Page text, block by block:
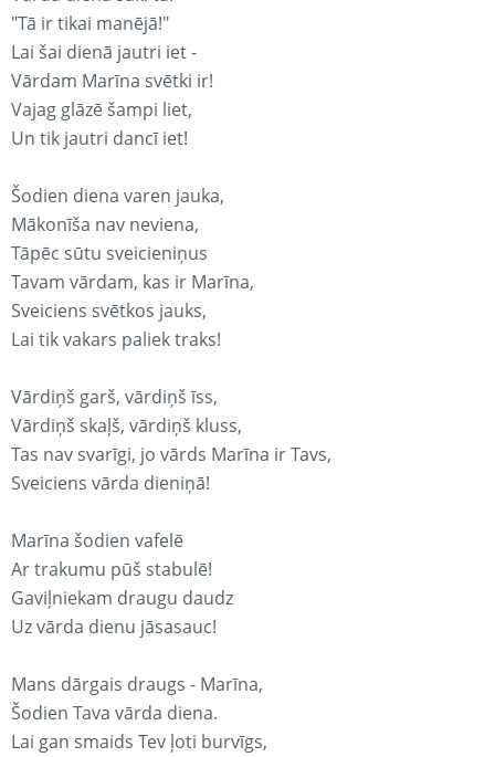
"Tā ir tikai manējā!"
Lai šai dienā jautri iet -
Vārdam Marīna svētki ir!
Vajag glāzē šampi liet,
Un tik jautri dancī iet!
Šodien diena varen jauka,
Mākonīša nav neviena,
Tāpēc sūtu sveicieniņus
Tavam vārdam, kas ir Marīna,
Sveiciens svētkos jauks,
Lai tik vakars paliek traks!
Vārdiņš garš, vārdiņš īss,
Vārdiņš skaļš, vārdiņš kluss,
Tas nav svarīgi, jo vārds Marīna ir Tavs,
Sveiciens vārda dieniņā!
Marīna šodien vafelē
Ar trakumu pūš stabulē!
Gaviļniekam draugu daudz
Uz vārda dienu jāsasauc!
Mans dārgais draugs - Marīna,
Šodien Tava vārda diena.
Lai gan smaids Tev ļoti burvīgs,